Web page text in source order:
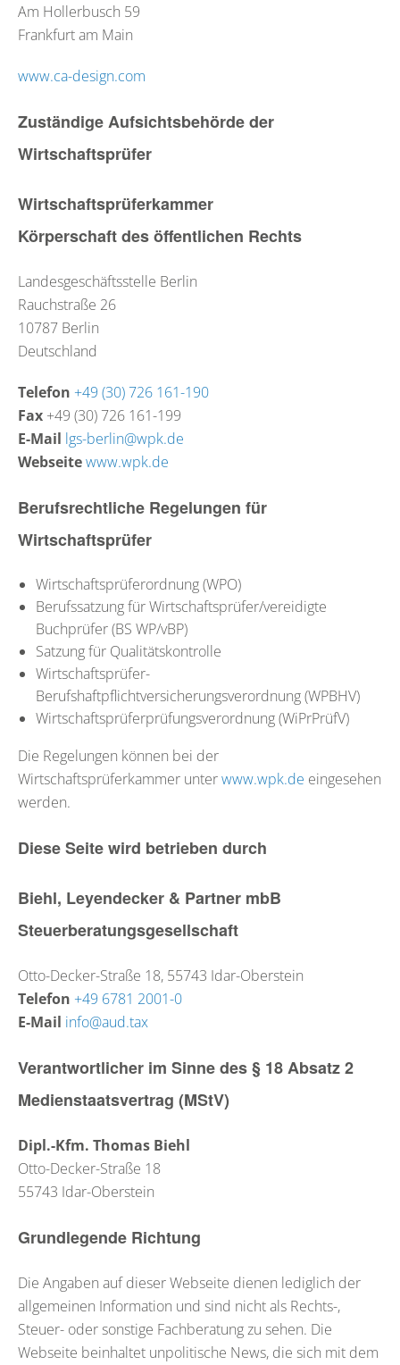
Am Hollerbusch 59
Frankfurt am Main
www.ca-design.com
Zuständige Aufsichtsbehörde der
Wirtschaftsprüfer
Wirtschaftsprüferkammer
Körperschaft des öffentlichen Rechts
Landesgeschäftsstelle Berlin
Rauchstraße 26
10787 Berlin
Deutschland
Telefon +49 (30) 726 161-190
Fax +49 (30) 726 161-199
E-Mail lgs-berlin@wpk.de
Webseitewww.wpk.de
Berufsrechtliche Regelungen für
Wirtschaftsprüfer
Wirtschaftsprüferordnung (WPO)
Berufssatzung für Wirtschaftsprüfer/vereidigte
Buchprüfer (BS WP/vBP)
Satzung für Qualitätskontrolle
Wirtschaftsprüfer-
Berufshaftpflichtversicherungsverordnung (WPBHV)
Wirtschaftsprüferprüfungsverordnung (WiPrPrüfV)
Die Regelungen können bei der
Wirtschaftsprüferkammer unterwww.wpk.de eingesehen
werden.
Diese Seite wird betrieben durch
Biehl, Leyendecker & Partner mbB
Steuerberatungsgesellschaft
Otto-Decker-Straße 18, 55743 Idar-Oberstein
Telefon +49 6781 2001-0
E-Mail info@aud.tax
Verantwortlicher im Sinne des § 18 Absatz 2
Medienstaatsvertrag (MStV)
Dipl.-Kfm. Thomas Biehl
Otto-Decker-Straße 18
55743 Idar-Oberstein
Grundlegende Richtung
Die Angaben auf dieser Webseite dienen lediglich der
allgemeinen Information und sind nicht als Rechts-,
Steuer- oder sonstige Fachberatung zu sehen. Die
Webseite beinhaltet unpolitische News, die sich mit dem